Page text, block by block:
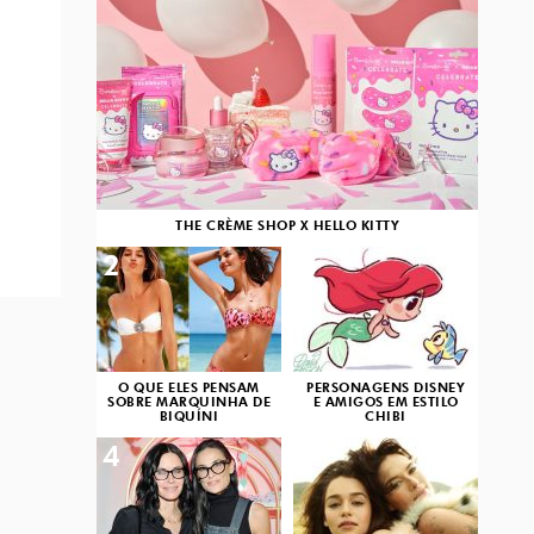
THE CRÈME SHOP X HELLO KITTY
O QUE ELES PENSAM
SOBRE MARQUINHA DE
BIQUÍNI
2
PERSONAGENS DISNEY
E AMIGOS EM ESTILO
CHIBI
3
4